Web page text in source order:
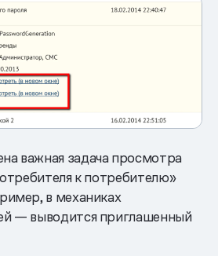
важная задача просмотра
к потребителю»
в механиках
— выводится приглашенный